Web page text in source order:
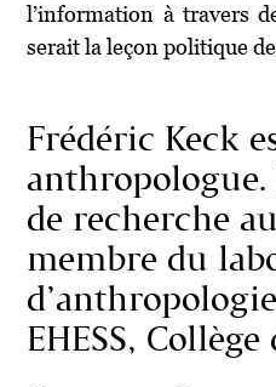
l’information à travers
serait la leçon politique
Frédéric Keck
de recherche
membre du
EHESS, Collège